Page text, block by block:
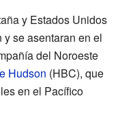
y Estados Unidos
se asentaran en el
del Noroeste
Hudson (HBC), que
en el Pacífico